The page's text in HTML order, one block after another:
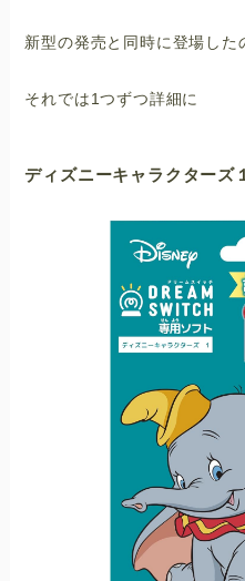
新型の発売と同時に登場した
それでは1つずつ詳細に
ディズニーキャラクターズ